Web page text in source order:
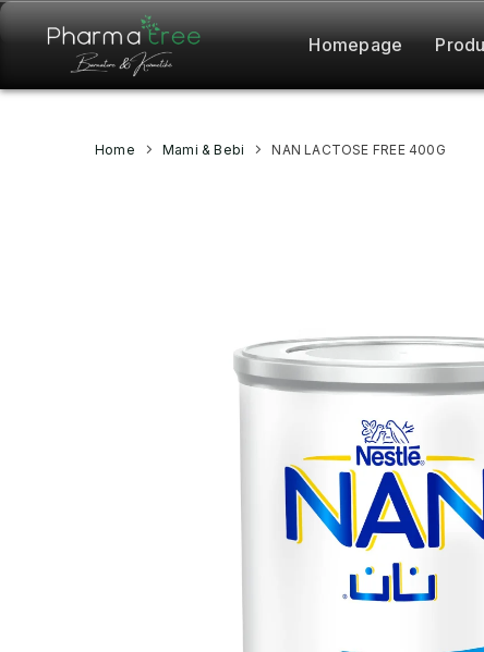
Homepage
Home Mami & Bebi NAN LACTOSE FREE 400G